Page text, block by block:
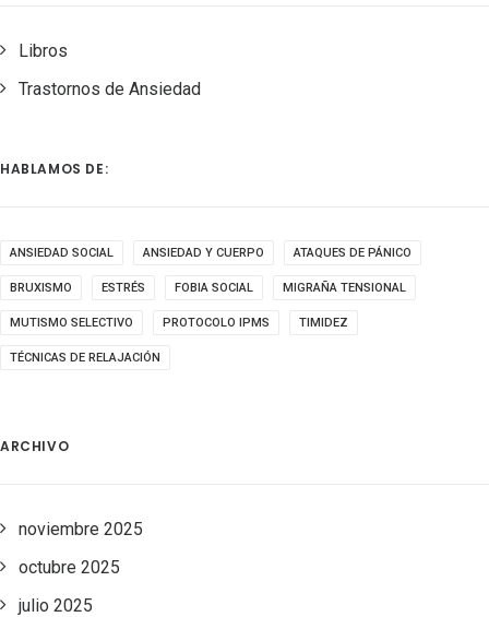
Libros
Trastornos de Ansiedad
HABLAMOS DE:
ANSIEDAD SOCIAL ANSIEDAD Y CUERPO ATAQUES DE PÁNICO
BRUXISMO ESTRÉS FOBIA SOCIAL MIGRAÑA TENSIONAL
MUTISMO SELECTIVO PROTOCOLO IPMS TIMIDEZ
TÉCNICAS DE RELAJACIÓN
ARCHIVO
noviembre 2025
octubre 2025
julio 2025